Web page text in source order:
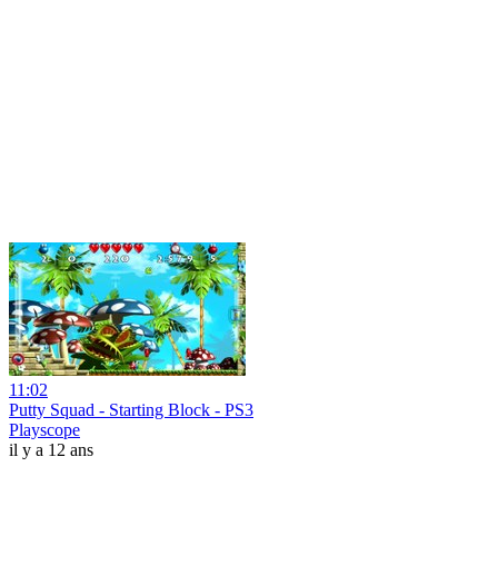
11:02
Putty Squad - Starting Block - PS3
Playscope
il y a 12 ans